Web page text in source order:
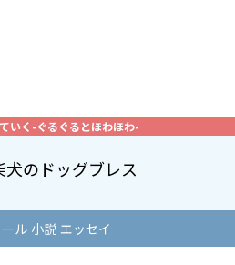
いく-ぐるぐるとほわほわ-
のドッグブレス
ル 小説 エッセイ